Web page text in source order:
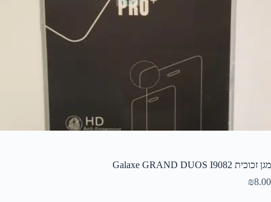
מגן זכוכית Galaxe GRAND DUOS I9082
₪8.00